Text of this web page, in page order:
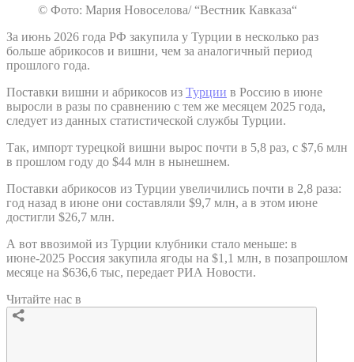
© Фото: Мария Новоселова/ “Вестник Кавказа“
За июнь 2026 года РФ закупила у Турции в несколько раз
больше абрикосов и вишни, чем за аналогичный период
прошлого года.
Поставки вишни и абрикосов из Турции в Россию в июне
выросли в разы по сравнению с тем же месяцем 2025 года,
следует из данных статистической службы Турции.
Так, импорт турецкой вишни вырос почти в 5,8 раз, с $7,6 млн
в прошлом году до $44 млн в нынешнем.
Поставки абрикосов из Турции увеличились почти в 2,8 раза:
год назад в июне они составляли $9,7 млн, а в этом июне
достигли $26,7 млн.
А вот ввозимой из Турции клубники стало меньше: в
июне-2025 Россия закупила ягоды на $1,1 млн, в позапрошлом
месяце на $636,6 тыс, передает РИА Новости.
Читайте нас в